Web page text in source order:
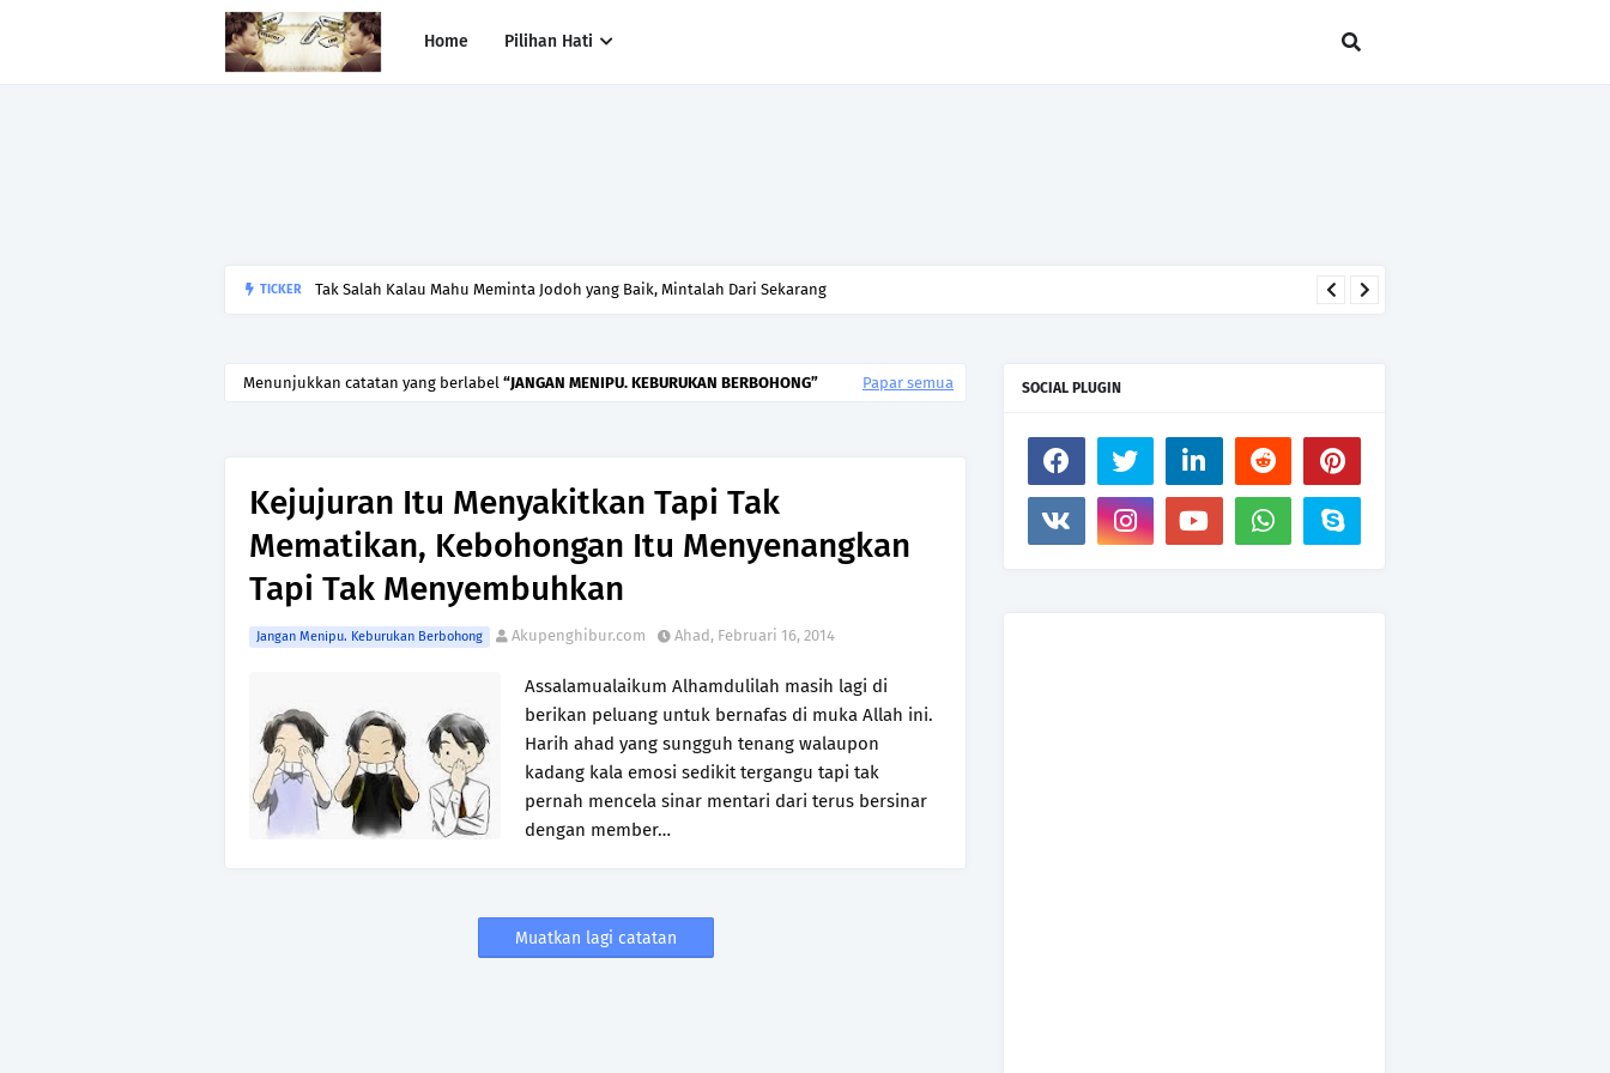
Home Pilihan Hati
TICKER
Begitulah jodoh,bukan siapa yang paling cepat, tetapi siapa yang paling tepat.Jangan sesekali menerima seseorang hanya kerana takut
Menunjukkan catatan yang berlabel JANGAN MENIPU. KEBURUKAN BERBOHONG Papar semua
Kejujuran Itu Menyakitkan Tapi Tak
Mematikan, Kebohongan Itu Menyenangkan
Tapi Tak Menyembuhkan
Jangan Menipu. Keburukan Berbohong Akupenghibur.com Ahad, Februari 16, 2014
Assalamualaikum Alhamdulilah masih lagi di
berikan peluang untuk bernafas di muka Allah ini.
Harih ahad yang sungguh tenang walaupon
kadang kala emosi sedikit tergangu tapi tak
pernah mencela sinar mentari dari terus bersinar
dengan member…
Muatkan lagi catatan
SOCIAL PLUGIN